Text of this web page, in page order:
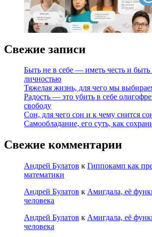
Свежие записи
Быть не в себе — иметь честь и быть
личностью
Тяжелая жизнь, для чего мы
Радость — это убить в себе
свободу
Сон, для чего сон и к чему снится
Самообладание, его суть, как
Свежие комментарии
Андрей Булатов к Гиппокамп как
математики
Андрей Булатов к Амигдала, её
человека
Андрей Булатов к Амигдала, её
человека